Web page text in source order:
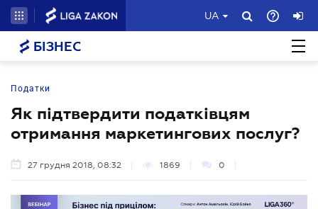
UA
БІЗНЕС
Податки
Як підтвердити податківцям
отримання маркетингових послуг?
27 грудня 2018, 08:32 1869 0